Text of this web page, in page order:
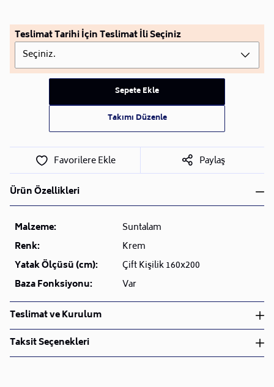
Teslimat Tarihi İçin Teslimat İli Seçiniz
Seçiniz.
Sepete Ekle
Takımı Düzenle
Favorilere Ekle
Paylaş
Ürün Özellikleri
Malzeme:
Suntalam
Renk:
Krem
Yatak Ölçüsü (cm):
Çift Kişilik 160x200
Baza Fonksiyonu:
Var
Teslimat ve Kurulum
Teslimat ve Kurulum
• Siparişlerinizi aldıktan sonra en kısa sürede işleme
Taksit Seçenekleri